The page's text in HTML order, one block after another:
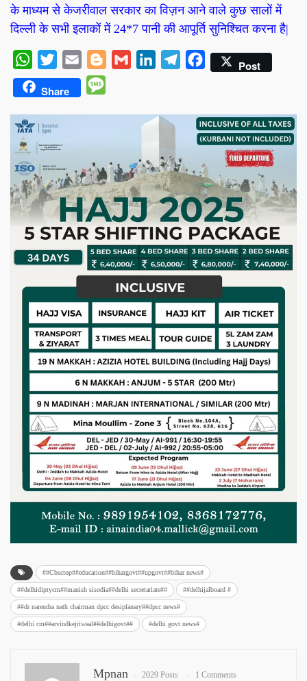
के माध्यम से केजरीवाल सरकार का विज़न आने वाले कुछ सालों में
दिल्ली के सभी इलाकों में 24*7 पानी की आपूर्ति सुनिश्चित करना है|
WhatsApp
Twitter Email BloggerGmail LinkedInTelegramFacebookPost
Share
##Cbsctop##education##bihargovt##upgovt##bihar news#
##delhidiptycm##manish sisodia##delhi secretariate## ##delhijalboard #
##dr narendra nath chairman dpcc desiplanary##dpcc news#
#delhi cm##arvindkejriwaal##delhigovt## #delhi govt news#
Mpnan 2029 Posts 1 Comments